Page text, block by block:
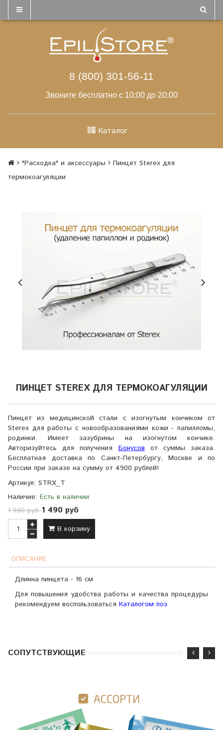
8 (800) 301-56-11
Звоните бесплатно с 10:00 до 20:00
Каталог
"Расходка" и аксессуары
Пинцет Sterex для
термокоагуляции
ПИНЦЕТ STEREX ДЛЯ ТЕРМОКОАГУЛЯЦИИ
Пинцет из медицинской стали с изогнутым кончиком от
Sterex для работы с новообразованиями кожи - папилломы,
родинки. Имеет зазубрины на изогнутом кончике.
Авторизуйтесь для полученияБонусовот суммы заказа.
Бесплатная доставка по Санкт-Петербургу, Москве и по
России при заказе на сумму от 4900 рублей!
Артикул: STRX_T
Наличие: Есть в наличии
1 990 руб1 490 руб
В корзину
ОПИСАНИЕ
Длинна пинцета - 16 см
Для повышения удобства работы и качества процедуры
рекомендуем воспользоваться Каталогом поз
CОПУТСТВУЮЩИЕ